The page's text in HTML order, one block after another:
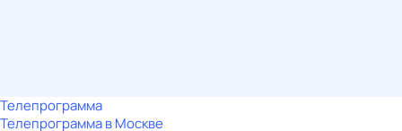
Телепрограмма
Телепрограмма в Москве